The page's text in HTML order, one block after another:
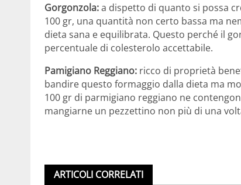
Gorgonzola:a dispetto di quanto si possa
100 gr, una quantità non certo bassa ma
dieta sana e equilibrata. Questo perché il
percentuale di colesterolo accettabile.
Pamigiano Reggiano: ricco di proprietà
bandire questo formaggio dalla dieta ma
100 gr di parmigiano reggiano ne
mangiarne un pezzettino non più di una
ARTICOLI CORRELATI